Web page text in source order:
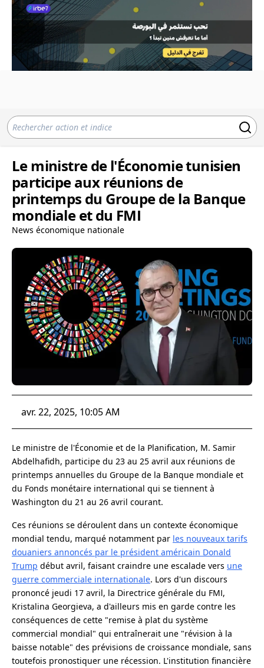
Le ministre de l'Économie tunisien
participe aux réunions de
printemps du Groupe de la Banque
mondiale et du FMI
News économique nationale
avr. 22, 2025, 10:05 AM
Le ministre de l'Économie et de la Planification, M. Samir
Abdelhafidh, participe du 23 au 25 avril aux réunions de
printemps annuelles du Groupe de la Banque mondiale et
du Fonds monétaire international qui se tiennent à
Washington du 21 au 26 avril courant.
Ces réunions se déroulent dans un contexte économique
mondial tendu, marqué notamment par les nouveaux tarifs
douaniers annoncés par le président américain Donald
Trump début avril, faisant craindre une escalade vers une
guerre commerciale internationale. Lors d'un discours
prononcé jeudi 17 avril, la Directrice générale du FMI,
Kristalina Georgieva, a d'ailleurs mis en garde contre les
conséquences de cette "remise à plat du système
commercial mondial" qui entraînerait une "révision à la
baisse notable" des prévisions de croissance mondiale, sans
toutefois pronostiquer une récession. L'institution financière